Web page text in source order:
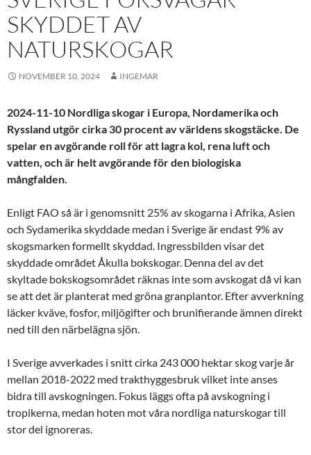
SKYDDET AV
NATURSKOGAR
NOVEMBER 10, 2024 INGEMAR
2024-11-10 Nordliga skogar i Europa, Nordamerika och
Ryssland utgör cirka 30 procent av världens skogstäcke. De
spelar en avgörande roll för att lagra kol, rena luft och
vatten, och är helt avgörande för den biologiska
mångfalden.
Enligt FAO så är i genomsnitt 25% av skogarna i Afrika, Asien
och Sydamerika skyddade medan i Sverige är endast 9% av
skogsmarken formellt skyddad. Ingressbilden visar det
skyddade området Åkulla bokskogar. Denna del av det
skyltade bokskogsområdet räknas inte som avskogat då vi kan
se att det är planterat med gröna granplantor. Efter avverkning
läcker kväve, fosfor, miljögifter och brunifierande ämnen direkt
ned till den närbelägna sjön.
I Sverige avverkades i snitt cirka 243 000 hektar skog varje år
mellan 2018-2022 med trakthyggesbruk vilket inte anses
bidra till avskogningen. Fokus läggs ofta på avskogning i
tropikerna, medan hoten mot våra nordliga naturskogar till
stor del ignoreras.